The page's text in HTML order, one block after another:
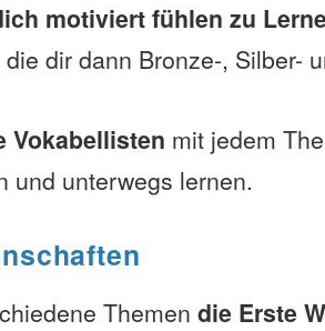
motiviert fühlen zu
dir dann Bronze-, Silber-
Vokabellisten mit jedem
und unterwegs lernen.
Themen die Erste